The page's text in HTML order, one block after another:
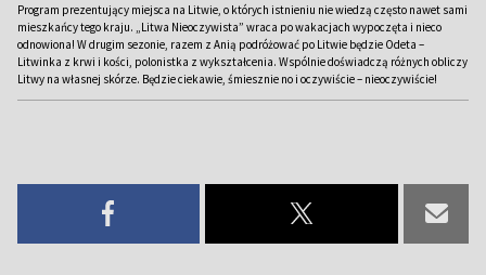
Program prezentujący miejsca na Litwie, o których istnieniu nie wiedzą często nawet sami
mieszkańcy tego kraju. „Litwa Nieoczywista” wraca po wakacjach wypoczęta i nieco
odnowiona! W drugim sezonie, razem z Anią podróżować po Litwie będzie Odeta –
Litwinka z krwi i kości, polonistka z wykształcenia. Wspólnie doświadczą różnych obliczy
Litwy na własnej skórze. Będzie ciekawie, śmiesznie no i oczywiście – nieoczywiście!